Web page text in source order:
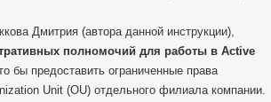
Дмитрия (автора данной инструкции),
полномочий для работы в Active
бы предоставить ограниченные права
Unit (OU) отдельного филиала компании.